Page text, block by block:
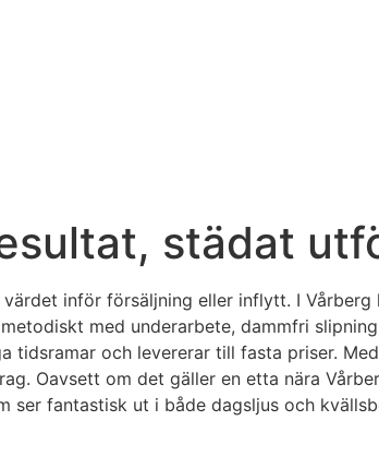
städat
inför försäljning eller inflytt. I
med underarbete, dammfri
och levererar till fasta priser.
Oavsett om det gäller en etta nära
fantastisk ut i både dagsljus och